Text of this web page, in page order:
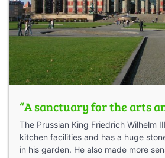
“A sanctuary for the arts
The Prussian King Friedrich Wilhelm
kitchen facilities and has a huge
in his garden. He also made more